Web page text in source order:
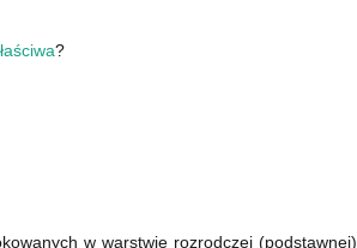
?
w warstwie rozrodczej (podstawnej)